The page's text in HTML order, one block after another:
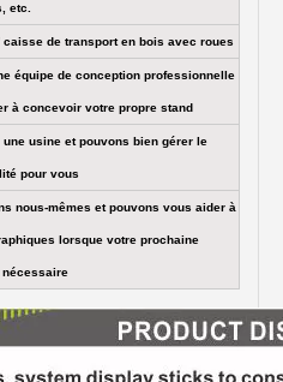
etc.
caisse de transport en bois avec roues
équipe de conception professionnelle
à concevoir votre propre stand
une usine et pouvons bien gérer le
pour vous
nous-mêmes et pouvons vous aider à
lorsque votre prochaine